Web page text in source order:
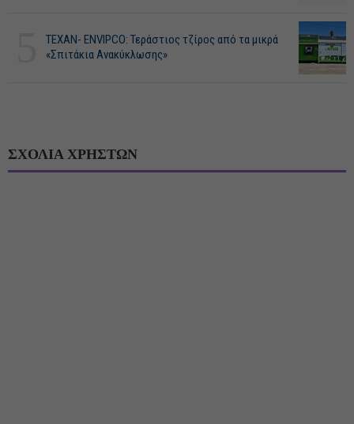
ΤΕΧΑΝ- ENVIPCO: Τεράστιος τζίρος από τα μικρά
«Σπιτάκια Ανακύκλωσης»
ΣΧΟΛΙΑ ΧΡΗΣΤΩΝ